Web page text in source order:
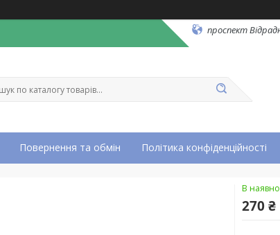
проспект
Повернення та обмін Політика конфіденційності
В
270 ₴